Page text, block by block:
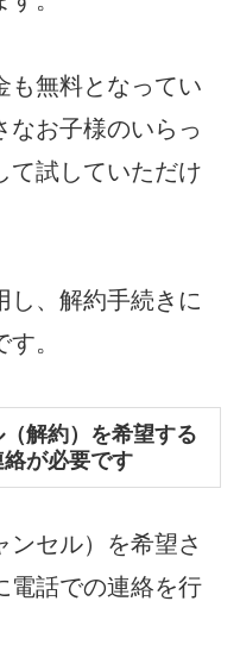
も無料となってい
なお子様のいらっ
て試していただけ
し、解約手続きに
。
解約）を希望する
が必要です
ンセル）を希望さ
電話での連絡を行